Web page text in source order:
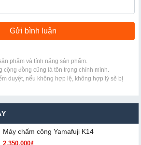
phẩm và tính năng sản phẩm.
cộng đồng cũng là tôn trọng chính mình.
duyệt, nếu không hợp lệ, không hợp lý sẽ bị
Máy chấm cô​ng Yamafuji K14
2.350.000₫